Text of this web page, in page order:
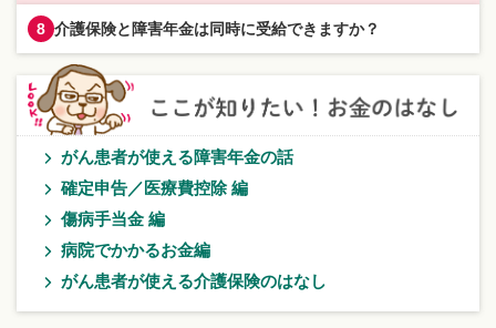
8 介護保険と障害年金は同時に受給できますか？
がん患者が使える障害年金の話
確定申告／医療費控除 編
傷病手当金 編
病院でかかるお金編
がん患者が使える介護保険のはなし